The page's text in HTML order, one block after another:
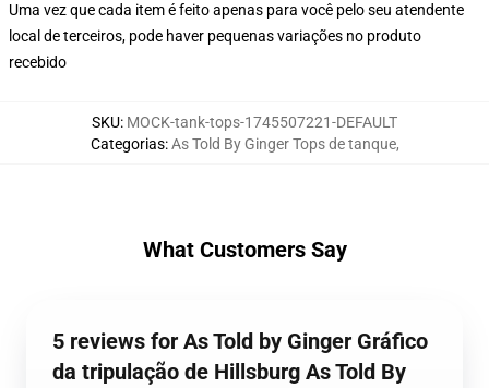
Uma vez que cada item é feito apenas para você pelo seu atendente
local de terceiros, pode haver pequenas variações no produto
recebido
SKU: MOCK-tank-tops-1745507221-DEFAULT
Categorias:As Told By Ginger Tops de tanque,
What Customers Say
5 reviews for As Told by Ginger Gráfico
da tripulação de Hillsburg As Told By